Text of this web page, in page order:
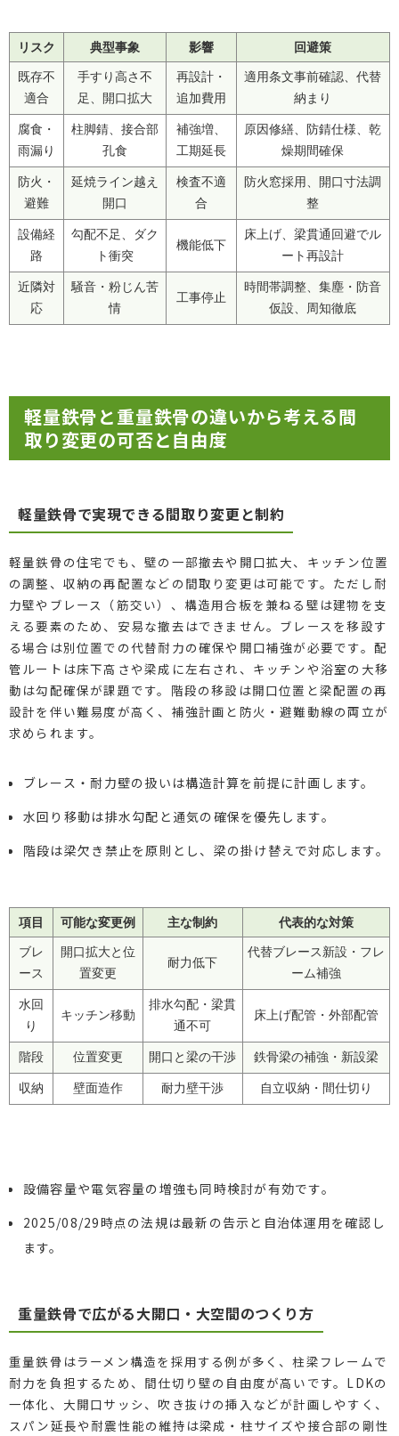
リスク 典型事象 影響 回避策
既存不
適合
手すり高さ不
足、開口拡大
再設計・
追加費用
適用条文事前確認、代替
納まり
腐食・
雨漏り
柱脚錆、接合部
孔食
補強増、
工期延長
原因修繕、防錆仕様、乾
燥期間確保
防火・
避難
延焼ライン越え
開口
検査不適
合
防火窓採用、開口寸法調
整
設備経
路
勾配不足、ダク
ト衝突
機能低下
床上げ、梁貫通回避でル
ート再設計
近隣対
応
騒音・粉じん苦
情
工事停止
時間帯調整、集塵・防音
仮設、周知徹底
軽量鉄骨と重量鉄骨の違いから考える間
取り変更の可否と自由度
軽量鉄骨で実現できる間取り変更と制約
軽量鉄骨の住宅でも、壁の一部撤去や開口拡大、キッチン位置
の調整、収納の再配置などの間取り変更は可能です。ただし耐
力壁やブレース（筋交い）、構造用合板を兼ねる壁は建物を支
える要素のため、安易な撤去はできません。ブレースを移設す
る場合は別位置での代替耐力の確保や開口補強が必要です。配
管ルートは床下高さや梁成に左右され、キッチンや浴室の大移
動は勾配確保が課題です。階段の移設は開口位置と梁配置の再
設計を伴い難易度が高く、補強計画と防火・避難動線の両立が
求められます。
ブレース・耐力壁の扱いは構造計算を前提に計画します。
水回り移動は排水勾配と通気の確保を優先します。
階段は梁欠き禁止を原則とし、梁の掛け替えで対応します。
項目 可能な変更例 主な制約 代表的な対策
ブレ
ース
開口拡大と位
置変更
耐力低下
代替ブレース新設・フレ
ーム補強
水回
り
キッチン移動
排水勾配・梁貫
通不可
床上げ配管・外部配管
階段 位置変更 開口と梁の干渉 鉄骨梁の補強・新設梁
収納 壁面造作 耐力壁干渉 自立収納・間仕切り
設備容量や電気容量の増強も同時検討が有効です。
2025/08/29時点の法規は最新の告示と自治体運用を確認し
ます。
重量鉄骨で広がる大開口・大空間のつくり方
重量鉄骨はラーメン構造を採用する例が多く、柱梁フレームで
耐力を負担するため、間仕切り壁の自由度が高いです。LDKの
一体化、大開口サッシ、吹き抜けの挿入などが計画しやすく、
スパン延長や耐震性能の維持は梁成・柱サイズや接合部の剛性